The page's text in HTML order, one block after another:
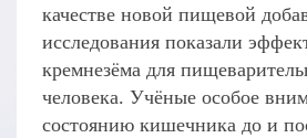
качестве новой пищевой
исследования показали
кремнезёма для
человека. Учёные особое
состоянию кишечника до и